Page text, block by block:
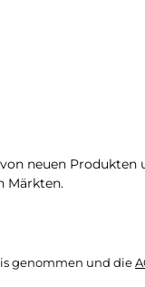
neuen Produkten
Märkten.
genommen und die